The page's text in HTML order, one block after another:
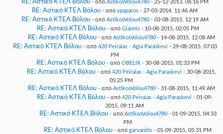
RE: Αστικό ΚΤΕΛ Βόλου - από AstikosVolou4780- 25-12-2013, 06:16 PM
RE: Αστικό ΚΤΕΛ Βόλου - από vpaparos - 27-03-2014, 11:46 AM
RE: Αστικό ΚΤΕΛ Βόλου - από AstikosVolou4780- 03-08-2015, 12:19 AM
RE: Αστικό ΚΤΕΛ Βόλου - από Giannis - 10-08-2015, 02:05 PM
RE: Αστικό ΚΤΕΛ Βόλου - από AstikosVolou4780- 14-08-2015, 12:08 AM
RE: Αστικό ΚΤΕΛ Βόλου - από 420 Peiraias - Agia Paraskevi - 29-08-2015, 07:03
PM
RE: Αστικό ΚΤΕΛ Βόλου - από OBELIX - 30-08-2015, 01:33 PM
RE: Αστικό ΚΤΕΛ Βόλου - από 420 Peiraias - Agia Paraskevi - 30-08-2015,
05:25 PM
RE: Αστικό ΚΤΕΛ Βόλου - από AstikosVolou4780- 31-08-2015, 11:49 AM
RE: Αστικό ΚΤΕΛ Βόλου - από 420 Peiraias - Agia Paraskevi - 01-09-
2015, 09:11 AM
RE: Αστικό ΚΤΕΛ Βόλου - από AstikosVolou4780- 01-09-2015, 04:33
PM
RE: Αστικό ΚΤΕΛ Βόλου - από garvanitis - 01-09-2015, 05:31 PM